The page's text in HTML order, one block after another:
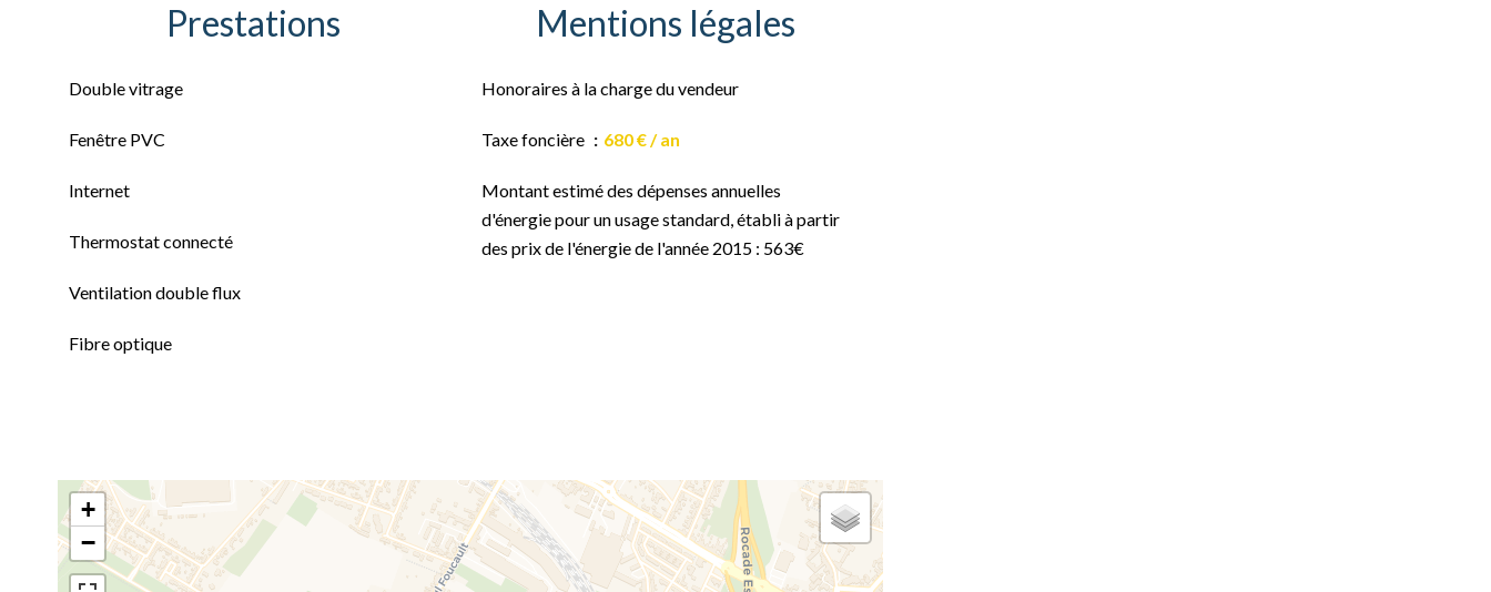
Prestations
Double vitrage
Fenêtre PVC
Internet
Thermostat connecté
Ventilation double flux
Fibre optique
Mentions légales
Honoraires à la charge du vendeur
Taxe foncière 680 € / an
Montant estimé des dépenses annuelles
d'énergie pour un usage standard, établi à partir
des prix de l'énergie de l'année 2015 : 563€
+
−